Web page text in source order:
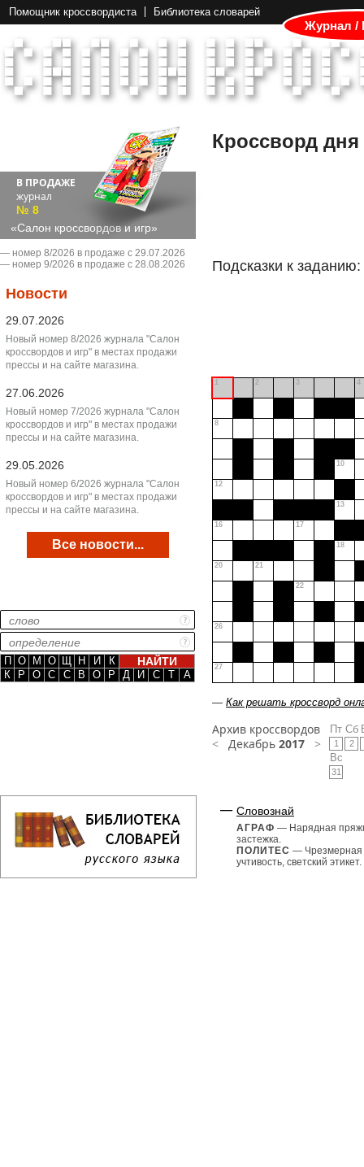
Помощник кроссвордиста Библиотека словарей
Журнал /
В ПРОДАЖЕ
журнал
№ 8
«Салон кроссвордов и игр»
― номер 8/2026 в продаже с 29.07.2026
― номер 9/2026 в продаже с 28.08.2026
Новости
29.07.2026
Новый номер 8/2026 журнала "Салон
кроссвордов и игр" в местах продажи
прессы и на сайте магазина.
27.06.2026
Новый номер 7/2026 журнала "Салон
кроссвордов и игр" в местах продажи
прессы и на сайте магазина.
29.05.2026
Новый номер 6/2026 журнала "Салон
кроссвордов и игр" в местах продажи
прессы и на сайте магазина.
Все новости...
П О М О Щ Н И
К
К
Р О С С В О Р Д И С Т А
Кроссворд дня
Подсказки к заданию:
1 2 3 4
8
10
12
13
16 17
18
20 21
22
26
27
— Как решать кроссворд
Архив кроссвордов
< Декабрь 2017 >
Пт
1
Сб
2
Вс
31
Словознай
АГРАФ — Нарядная
застежка.
ПОЛИТЕС — Чрезмерная
учтивость, светский этикет.